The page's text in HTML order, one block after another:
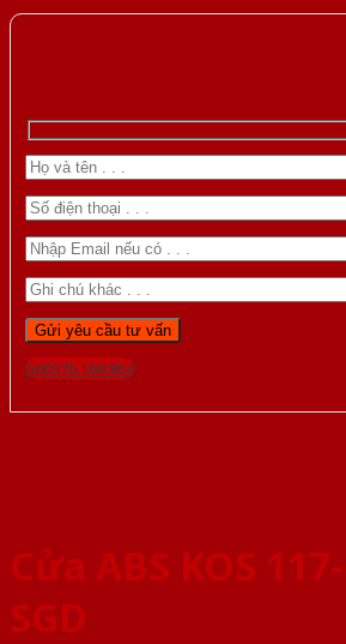
Gọi 0976.169.864
Cửa ABS KOS
SGD